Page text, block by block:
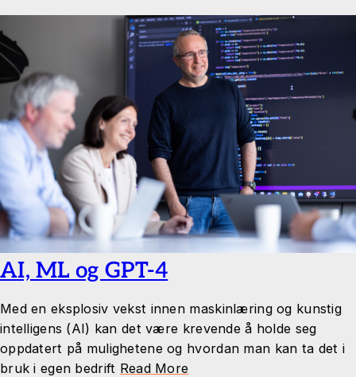
AI, ML og GPT-4
Med en eksplosiv vekst innen maskinlæring og kunstig
intelligens (AI) kan det være krevende å holde seg
oppdatert på mulighetene og hvordan man kan ta det i
bruk i egen bedrift Read More